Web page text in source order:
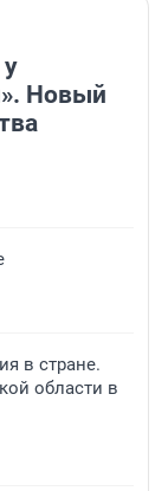
Новый
в стране.
области в